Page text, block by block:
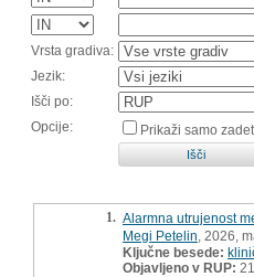
Vrsta gradiva:
Jezik:
Išči po:
Opcije:
Prikaži samo
1. Alarmna utrujenost
Megi Petelin , 2026,
Ključne besede:
Objavljeno v RUP: